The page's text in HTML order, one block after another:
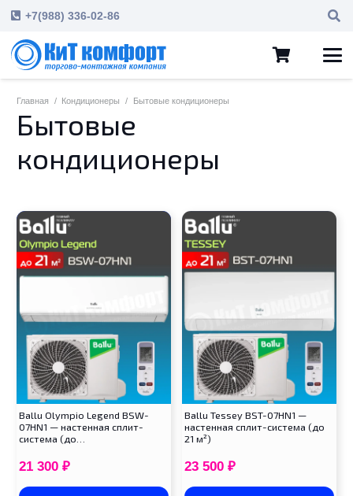
+7(988) 336-02-86
Главная / Кондиционеры / Бытовые кондиционеры
Бытовые
кондиционеры
Ballu Olympio Legend BSW-
07HN1 — настенная сплит-
система (до…
21 300 ₽
Ballu Tessey BST-07HN1 —
настенная сплит-система (до
21 м²)
23 500 ₽